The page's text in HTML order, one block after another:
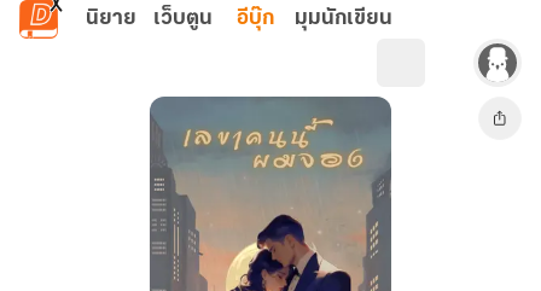
ข้ามไปยังเนื้อหาหลัก
นิยาย เว็บตูน อีบุ๊ก มุมนักเขียน